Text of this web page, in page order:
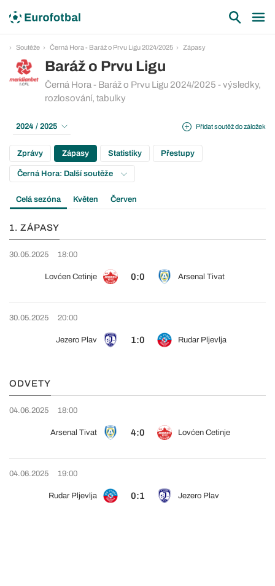
Soutěže Černá Hora - Baráž o Prvu Ligu 2024/2025 Zápasy
Baráž o Prvu Ligu
Černá Hora - Baráž o Prvu Ligu 2024/2025 - výsledky,
rozlosování, tabulky
Přidat soutěž do záložek
2024 / 2025
Zprávy Zápasy Statistiky Přestupy
Černá Hora: Další soutěže
Celá sezóna Květen Červen
1. ZÁPASY
30.05.2025 18:00
Lovćen Cetinje 0:0 Arsenal Tivat
30.05.2025 20:00
Jezero Plav 1:0 Rudar Pljevlja
ODVETY
04.06.2025 18:00
Arsenal Tivat 4:0 Lovćen Cetinje
04.06.2025 19:00
Rudar Pljevlja 0:1 Jezero Plav